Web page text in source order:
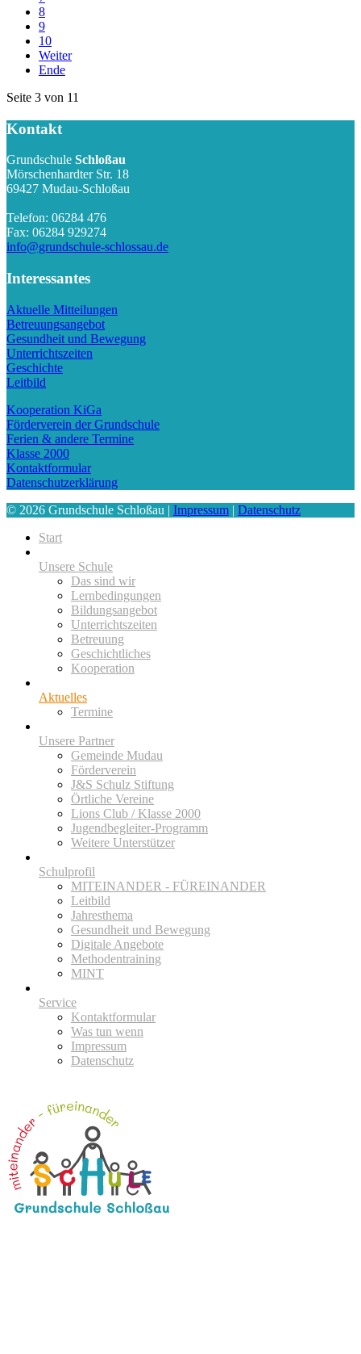
8
9
10
Weiter
Ende
Seite 3 von 11
Kontakt
Grundschule Schloßau
Mörschenhardter Str. 18
69427 Mudau-Schloßau
Telefon: 06284 476
Fax: 06284 929274
info@grundschule-schlossau.de
Interessantes
Aktuelle Mitteilungen
Betreuungsangebot
Gesundheit und Bewegung
Unterrichtszeiten
Geschichte
Leitbild
Kooperation KiGa
Förderverein der Grundschule
Ferien & andere Termine
Klasse 2000
Kontaktformular
Datenschutzerklärung
© 2026 Grundschule Schloßau | Impressum | Datenschutz
Start
Unsere Schule
Das sind wir
Lernbedingungen
Bildungsangebot
Unterrichtszeiten
Betreuung
Geschichtliches
Kooperation
Aktuelles
Termine
Unsere Partner
Gemeinde Mudau
Förderverein
J&S Schulz Stiftung
Örtliche Vereine
Lions Club / Klasse 2000
Jugendbegleiter-Programm
Weitere Unterstützer
Schulprofil
MITEINANDER - FÜREINANDER
Leitbild
Jahresthema
Gesundheit und Bewegung
Digitale Angebote
Methodentraining
MINT
Service
Kontaktformular
Was tun wenn
Impressum
Datenschutz